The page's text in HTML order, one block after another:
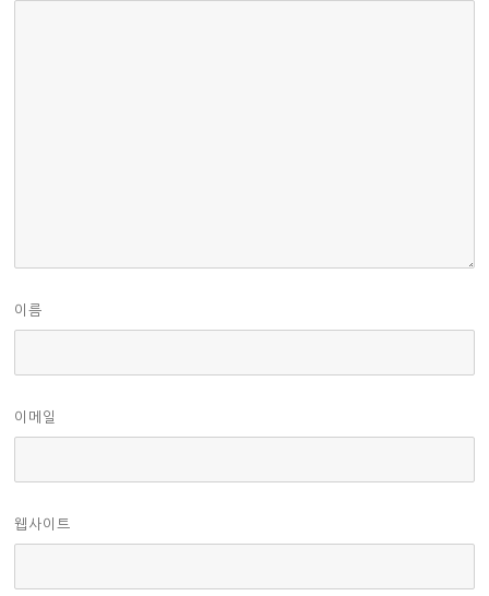
이름
이메일
웹사이트